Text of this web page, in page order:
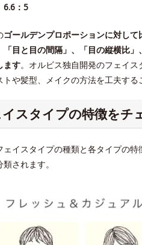
：5
ゴールデンプロポーションに対し
「目と目の間隔」、「目の縦横比
ます。オルビス独自開発のフェイ
や髪型、メイクの方法を工夫する
スタイプの特徴をチ
ェイスタイプの種類と各タイプの
されます。